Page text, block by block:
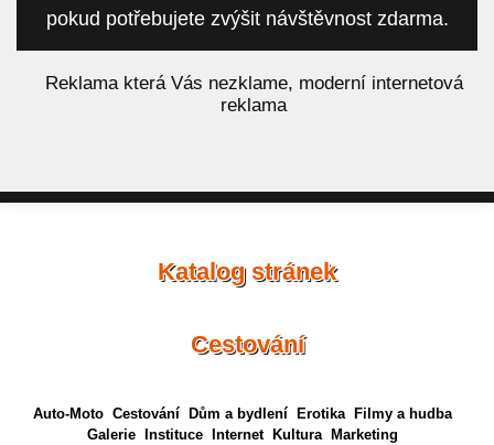
pokud potřebujete zvýšit návštěvnost zdarma.
Reklama která Vás nezklame, moderní internetová
reklama
Katalog stránek
Cestování
Auto-Moto Cestování Dům a bydlení Erotika
Filmy a hudba
Galerie
Instituce Internet Kultura
Marketing